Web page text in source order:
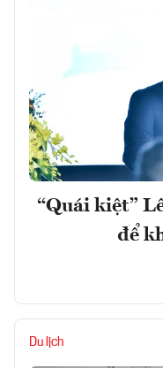
“Quái kiệt”
để
Du lịch